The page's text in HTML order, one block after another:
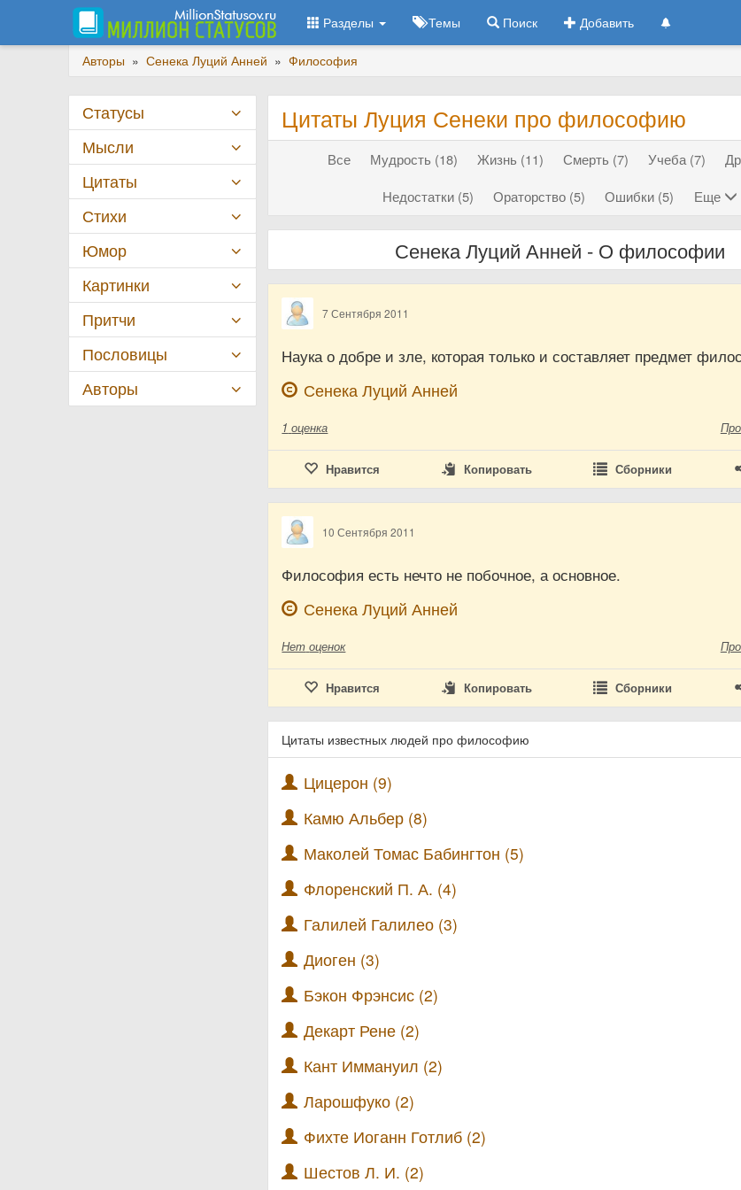
Разделы Темы Поиск Добавить
Авторы » Сенека Луций Анней » Философия
Цитаты Луция Сенеки про философию
Все Мудрость (18) Жизнь (11) Смерть (7) Учеба (7)
Недостатки (5)
Ораторство (5) Ошибки (5) Еще
Сенека Луций Анней - О философии
7 Сентября 2011
Наука о добре и зле, которая только и составляет предмет
Сенека Луций Анней
1 оценка
Нравится Копировать Сборники
10 Сентября 2011
Философия есть нечто не побочное, а основное.
Сенека Луций Анней
Нет оценок
Нравится Копировать Сборники
Цитаты известных людей про философию
Цицерон (9)
Камю Альбер (8)
Маколей Томас Бабингтон (5)
Флоренский П. А. (4)
Галилей Галилео (3)
Диоген (3)
Бэкон Фрэнсис (2)
Декарт Рене (2)
Кант Иммануил (2)
Ларошфуко (2)
Фихте Иоганн Готлиб (2)
Шестов Л. И. (2)
Статусы
Мысли
Цитаты
Стихи
Юмор
Картинки
Притчи
Пословицы
Авторы